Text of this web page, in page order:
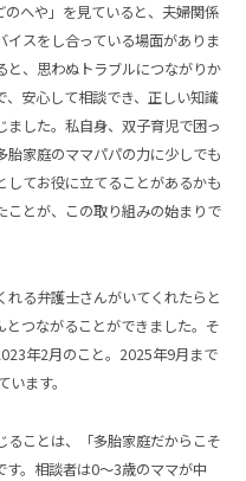
のへや」を見ていると、夫婦関係
スをし合っている場面がありま
と、思わぬトラブルにつながりか
安心して相談でき、正しい知識
した。私自身、双子育児で困っ
家庭のママパパの力に少しでも
してお役に立てることがあるかも
ことが、この取り組みの始まりで
る弁護士さんがいてくれたらと
つながることができました。そ
年2月のこと。2025年9月まで
ます。
ることは、「多胎家庭だからこそ
。相談者は0～3歳のママが中